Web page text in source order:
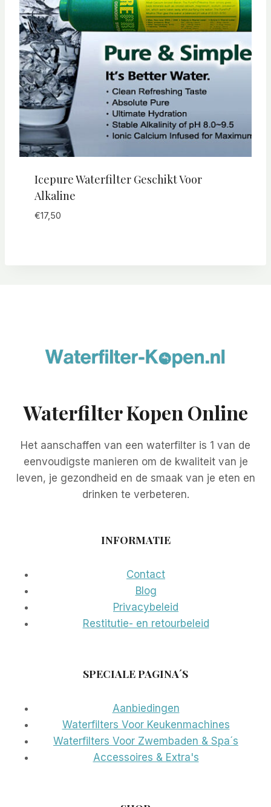
Icepure Waterfilter Geschikt Voor
Alkaline
€17,50
Waterfilter Kopen Online
Het aanschaffen van een waterfilter is 1 van de
eenvoudigste manieren om de kwaliteit van je
leven, je gezondheid en de smaak van je eten en
drinken te verbeteren.
INFORMATIE
Contact
Blog
Privacybeleid
Restitutie- en retourbeleid
SPECIALE PAGINA´S
Aanbiedingen
Waterfilters Voor Keukenmachines
Waterfilters Voor Zwembaden & Spa´s
Accessoires & Extra's